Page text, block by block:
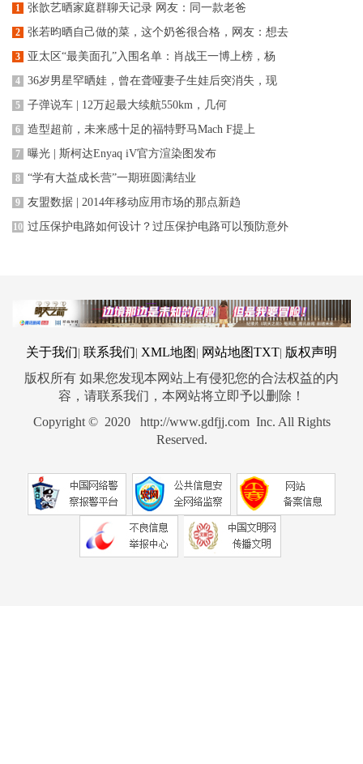
1 张歆艺晒家庭群聊天记录 网友：同一款老爸
2 张若昀晒自己做的菜，这个奶爸很合格，网友：想去
3 亚太区“最美面孔”入围名单：肖战王一博上榜，杨
4 36岁男星罕晒娃，曾在聋哑妻子生娃后突消失，现
5 子弹说车 | 12万起最大续航550km，几何
6 造型超前，未来感十足的福特野马Mach F提上
7 曝光 | 斯柯达Enyaq iV官方渲染图发布
8 “学有大益成长营”一期班圆满结业
9 友盟数据 | 2014年移动应用市场的那点新趋
10 过压保护电路如何设计？过压保护电路可以预防意外
关于我们 联系我们 XML地图 网站地图TXT 版权声明
版权所有 如果您发现本网站上有侵犯您的合法权益的内
容，请联系我们，本网站将立即予以删除！
Copyright © 2020 http://www.gdfjj.com Inc. All Rights
Reserved.